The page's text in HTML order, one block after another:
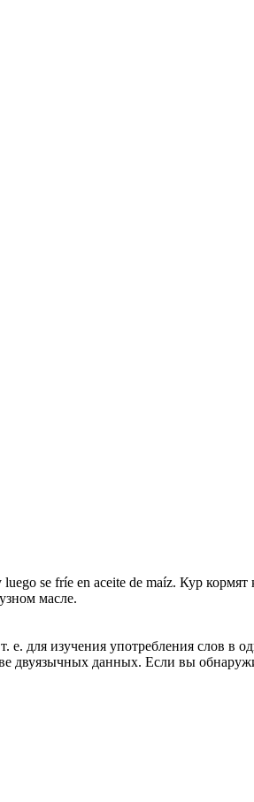
luego se fríe en aceite de maíz. Кур кормят
масле.
для изучения употребления слов в
двуязычных данных. Если вы